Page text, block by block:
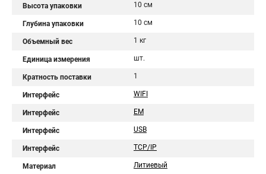
Высота упаковки 10 см
Глубина упаковки 10 см
Объемный вес 1 кг
Единица измерения шт.
Кратность поставки 1
Интерфейс WIFI
Интерфейс EM
Интерфейс USB
Интерфейс TCP/IP
Материал Литиевый